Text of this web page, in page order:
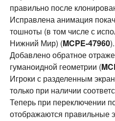
правильно после
Исправлена анимация
тошноты (в том числе с
Нижний Мир) (MCPE-47960).
Добавлено обратное
гуманоидной геометрии (
Игроки с разделенным
только при наличии
Теперь при переключении
отображаются правильные